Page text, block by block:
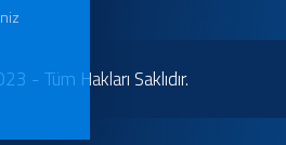
- Tüm Hakları Saklıdır.